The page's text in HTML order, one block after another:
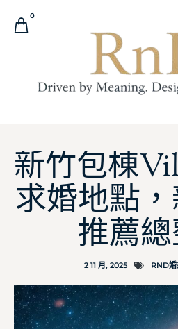
0
新竹包棟
求婚地點
推薦
2 11 月, 2025 RND婚